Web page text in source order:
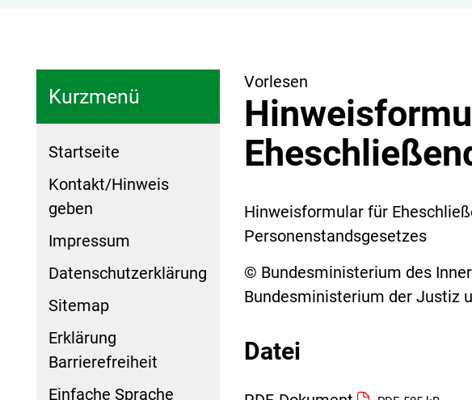
Kurzmenü
Startseite
Kontakt/Hinweis
geben
Impressum
Datenschutzerklärung
Sitemap
Erklärung
Barrierefreiheit
Einfache Sprache
Vorlesen
Hinweisformular für
Personenstandsgesetzes
© Bundesministerium des
Bundesministerium der Justiz
Datei